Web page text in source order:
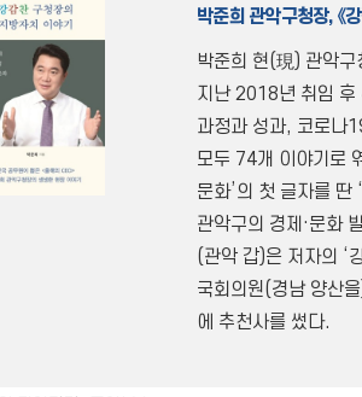
박준희 관악구청장, 《
박준희 현(現) 관악구
지난 2018년 취임 후
과정과 성과, 코로나
모두 74개 이야기로
문화’의 첫 글자를 딴
관악구의 경제·문화
(관악 갑)은 저자의 ‘
국회의원(경남 양산
에 추천사를 썼다.